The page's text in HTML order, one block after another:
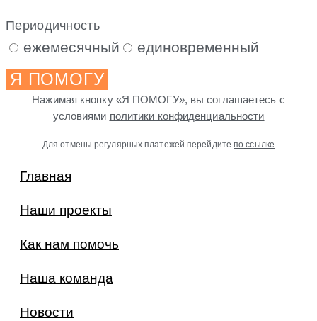
Периодичность
ежемесячный единовременный
Я ПОМОГУ
Нажимая кнопку «Я ПОМОГУ», вы соглашаетесь с
условиями политики конфиденциальности
Для отмены регулярных платежей перейдитепо ссылке
Главная
Наши проекты
Как нам помочь
Наша команда
Новости